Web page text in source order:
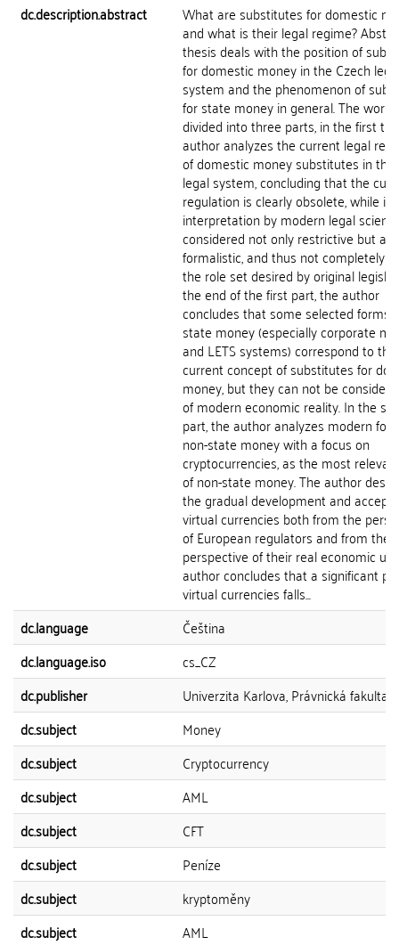
dc.description.abstract
What are substitutes for domestic
and what is their legal regime?
thesis deals with the position of
for domestic money in the Czech
system and the phenomenon of
for state money in general. The work
divided into three parts, in the first the
author analyzes the current legal
of domestic money substitutes in the
legal system, concluding that the
regulation is clearly obsolete, while its
interpretation by modern legal
considered not only restrictive but
formalistic, and thus not completely
the role set desired by original
the end of the first part, the author
concludes that some selected forms
state money (especially corporate
and LETS systems) correspond to the
current concept of substitutes for
money, but they can not be
of modern economic reality. In the
part, the author analyzes modern
non-state money with a focus on
cryptocurrencies, as the most
of non-state money. The author
the gradual development and
virtual currencies both from the
of European regulators and from the
perspective of their real economic
author concludes that a significant
virtual currencies falls...
dc.language
Čeština
dc.language.iso
cs_CZ
dc.publisher
Univerzita Karlova, Právnická fakulta
dc.subject
Money
dc.subject
Cryptocurrency
dc.subject
AML
dc.subject
CFT
dc.subject
Peníze
dc.subject
kryptoměny
dc.subject
AML